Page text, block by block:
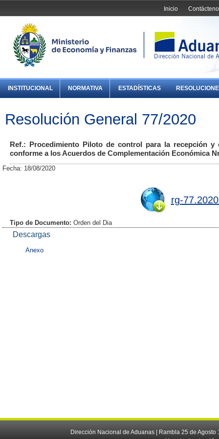
Inicio
INSTITUCIONAL NORMATIVA ESTADÍSTICAS
Resolución General 77/2020
Ref.: Procedimiento Piloto de control para la recepción
conforme a los Acuerdos de Complementación Económica
Fecha: 18/08/2020
rg-
Tipo de Documento: Orden del Dia
Descargas
Anexo
Dirección Nacional de Aduanas | Rambla 25 de